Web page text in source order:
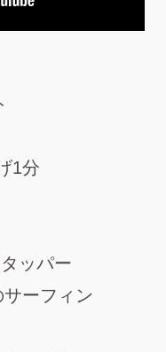
1分
ッパー
ーフィン